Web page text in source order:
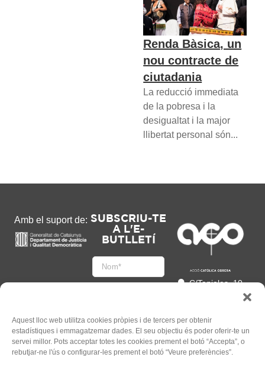
Aquest lloc web utilitza cookies pròpies i de tercers per obtenir
estadístiques i emmagatzemar dades. El seu objectiu és poder oferir-te un
servei millor. Pots acceptar totes les cookies prement el botó “Accepta”, o
rebutjar-ne l'ús o configurar-les prement el botó “Veure preferències”.
Renda Bàsica, un
nou contracte de
ciutadania
La reducció immediata
de la pobresa i la
desigualtat i la major
llibertat personal són...
Amb el suport de: SUBSCRIU-TE
A L'E-
BUTLLETÍ
Accepto
l'Informació legal
C/Tapioles, 10
93 505 86 86
hola@acocat.org